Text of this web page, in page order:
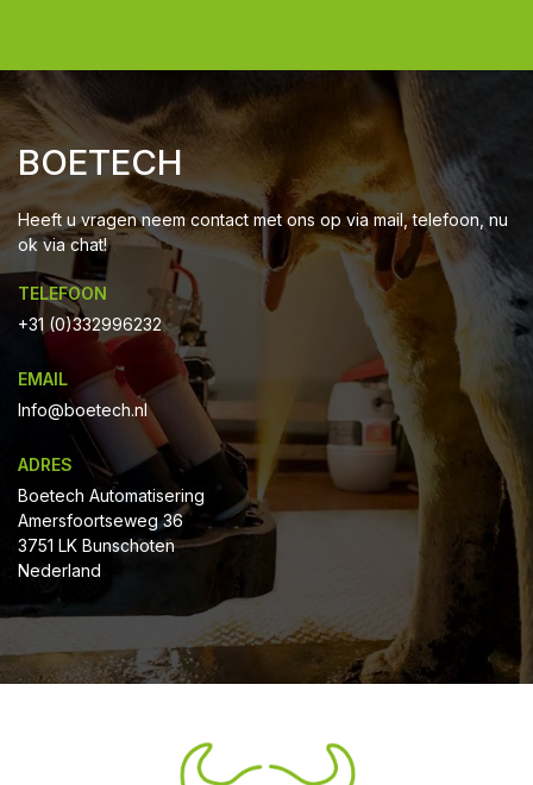
BOETECH
Heeft u vragen neem contact met ons op via mail, telefoon, nu
ok via chat!
TELEFOON
+31 (0)332996232
EMAIL
Info@boetech.nl
ADRES
Boetech Automatisering
Amersfoortseweg 36
3751 LK Bunschoten
Nederland